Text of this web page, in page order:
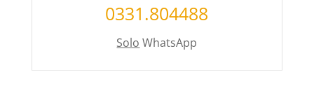
0331.804488
Solo WhatsApp